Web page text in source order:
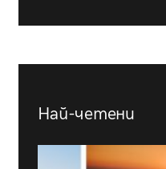
Най-четени